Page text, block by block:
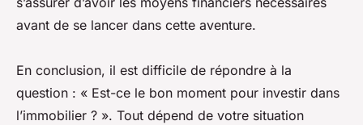
avant de se lancer dans cette aventure.
En conclusion, il est difficile de répondre à la
question : « Est-ce le bon moment pour investir dans
l’immobilier ? ». Tout dépend de votre situation